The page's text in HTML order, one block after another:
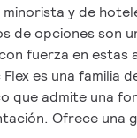
y de
de opciones son
fuerza en estas
Flex es una familia
que admite una
Ofrece una